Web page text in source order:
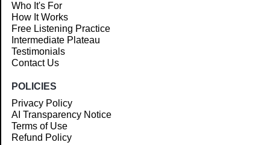
Who It's For
How It Works
Free Listening Practice
Intermediate Plateau
Testimonials
Contact Us
POLICIES
Privacy Policy
AI Transparency Notice
Terms of Use
Refund Policy